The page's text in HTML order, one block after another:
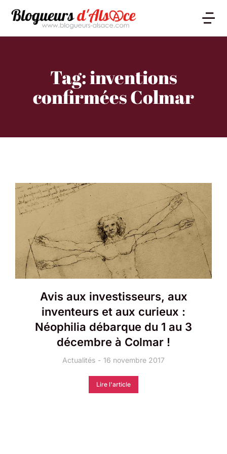
Tag: inventions
confirmées Colmar
Avis aux investisseurs, aux
inventeurs et aux curieux :
Néophilia débarque du 1 au 3
décembre à Colmar !
Actualités 16 novembre 2017
Lire l'article